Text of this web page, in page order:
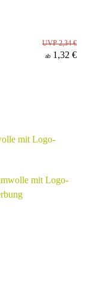
UVP 2,34 €
ab 1,32 €
mit Logo-